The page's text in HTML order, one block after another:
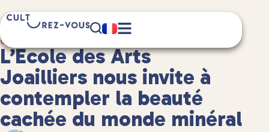
Culture
6 minute(s) de lecture
L’École des Arts
Joailliers nous invite à
contempler la beauté
cachée du monde minéral